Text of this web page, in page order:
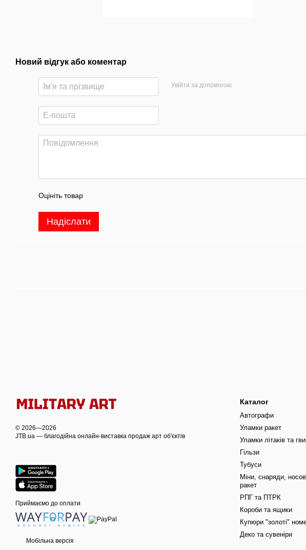
Новий відгук або коментар
Увійти за допомогою
Оцініть товар
Надіслати
© 2026—2026
JTB.ua — благодійна онлайн-виставка продаж арт об'єктів
Приймаємо до оплати
Мобільна версія
Каталог
Автографи
Уламки ракет
Уламки літаків та
Гільзи
Тубуси
Міни, снаряди,
ракет
РПГ та ПТРК
Короби та ящики
Купюри "золоті"
Деко та сувеніри